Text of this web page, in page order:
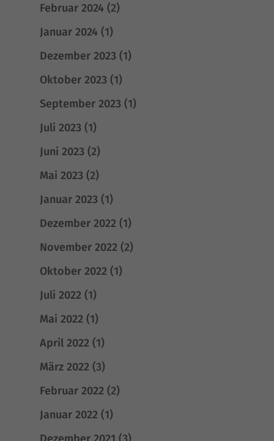
Februar 2024(2)
Januar 2024(1)
Dezember 2023 (1)
Oktober 2023 (1)
September 2023 (1)
Juli 2023 (1)
Juni 2023 (2)
Mai 2023 (2)
Januar 2023 (1)
Dezember 2022 (1)
November 2022 (2)
Oktober 2022 (1)
Juli 2022 (1)
Mai 2022 (1)
April 2022 (1)
März 2022 (3)
Februar 2022 (2)
Januar 2022 (1)